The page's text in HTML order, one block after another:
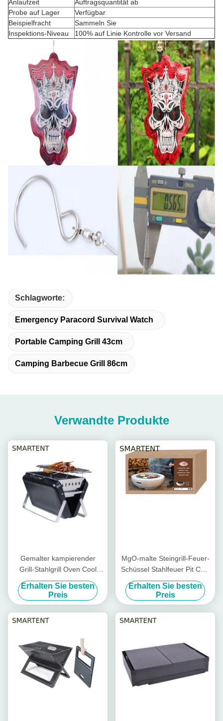
Anlaufzeit
Auftragsquantität ab
Probe auf Lager
Verfügbar
Beispielfracht
Sammeln Sie
Inspektions-Niveau
100% auf Linie Kontrolle vor Versand
Schlagworte:
Emergency Paracord Survival Watch
Portable Camping Grill 43cm
Camping Barbecue Grill 86cm
Verwandte Produkte
Gemalter kampierender
Grill-Stahlgrill Oven Cool
Camping Accessories
EN1860
Erhalten Sie besten
Preis
MgO-malte Steingrill-Feuer-
Schüssel Stahlfeuer Pit Cool
Camping Accessories
59.5X34.5cm
Erhalten Sie besten
Preis